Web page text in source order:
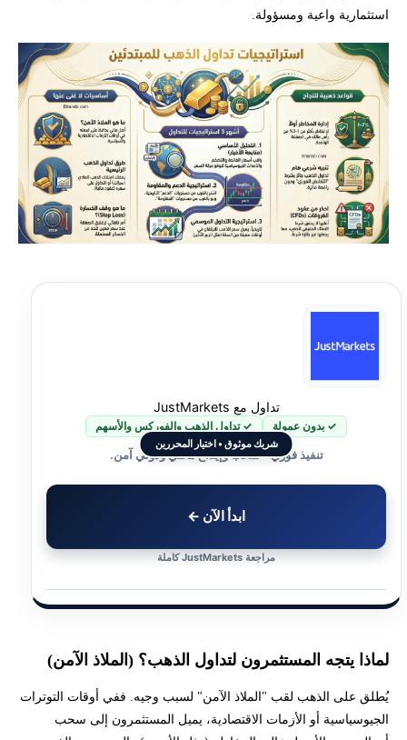
استثمارية واعية ومسؤولة.
شريك موثوق • اختيار المحررين
تداول مع JustMarkets
✓ بدون عمولة ✓ تداول الذهب والفوركس والأسهم
تنفيذ فوري • سحب وإيداع محلي ودولي آمن.
ابدأ الآن ←
مراجعة JustMarkets كاملة
لماذا يتجه المستثمرون لتداول الذهب؟ (الملاذ الآمن)
يُطلق على الذهب لقب "الملاذ الآمن" لسبب وجيه. ففي أوقات التوترات
الجيوسياسية أو الأزمات الاقتصادية، يميل المستثمرون إلى سحب